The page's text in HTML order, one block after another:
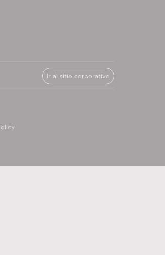
Ir al sitio corporativo